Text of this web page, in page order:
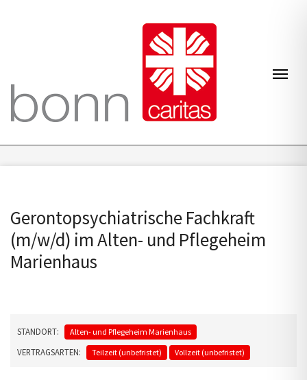
Gerontopsychiatrische Fachkraft
(m/w/d) im Alten- und Pflegeheim
Marienhaus
STANDORT: Alten- und Pflegeheim Marienhaus
VERTRAGSARTEN: Teilzeit (unbefristet) Vollzeit (unbefristet)